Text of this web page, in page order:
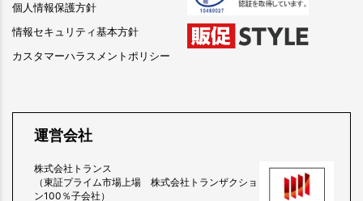
個人情報保護方針
情報セキュリティ基本方針
カスタマーハラスメントポリシー
運営会社
株式会社トランス
（東証プライム市場上場 株式会社トランザクショ
ン100％子会社）